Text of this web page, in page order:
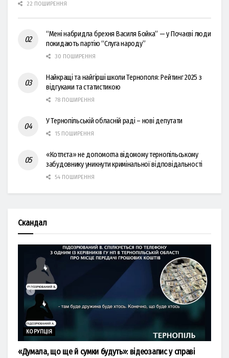
22 ПОШИРЕННЯ
“Мені набридла брехня Василя Бойка” — у Почаєві люди
покидають партію “Слуга народу”
30 ПОШИРЕННЯ
Найкращі та найгірші школи Тернополя: Рейтинг 2025 з
відгуками та статистикою
78 ПОШИРЕННЯ
У Тернопільській обласній раді – нові депутати
15 ПОШИРЕННЯ
«Котлєта» не допомогла відомому тернопільському
забудовнику уникнути кримінальної відповідальності
54 ПОШИРЕННЯ
Скандал
КОРУПЦІЯ
«Думала, що ще й сумки будуть»: відеозапис у справі